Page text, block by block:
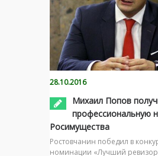
28.10.2016
Михаил Попов
профессиональную
Росимущества
Ростовчанин победил в
номинации «Лучший